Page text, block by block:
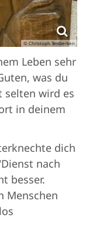
© Christoph Tenberken
Leben sehr
was du
wird es
in deinem
dich
nach
besser.
Menschen